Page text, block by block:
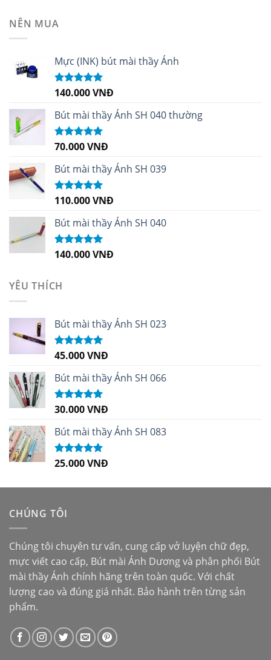
NÊN MUA
Mực (INK) bút mài thầy Ánh
Được xếp
sao
140.000VNĐ
Bút mài thầy Ánh SH 040 thường
Được xếp
sao
70.000VNĐ
Bút mài thầy Ánh SH 039
Được xếp
sao
110.000VNĐ
Bút mài thầy Ánh SH 040
Được xếp
140.000VNĐ
YÊU THÍCH
Bút mài thầy Ánh SH 023
Được xếp
sao
45.000VNĐ
Bút mài thầy Ánh SH 066
Được xếp
sao
30.000VNĐ
Bút mài thầy Ánh SH 083
Được xếp
25.000VNĐ
CHÚNG TÔI
Chúng tôi chuyên tư vấn, cung cấp vở luyện chữ đẹp,
mực viết cao cấp, Bút mài Ánh Dươngvà phân phối Bút
mài thầy Ánh chính hãng trên toàn quốc. Với chất
lượng cao và đúng giá nhất. Bảo hành trên từng sản
phẩm.